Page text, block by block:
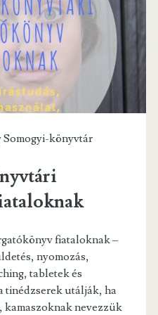
Somogyi-könyvtár
fiataloknak –
nyomozás,
tabletek és
tinédzserek utálják, ha
nevezzük